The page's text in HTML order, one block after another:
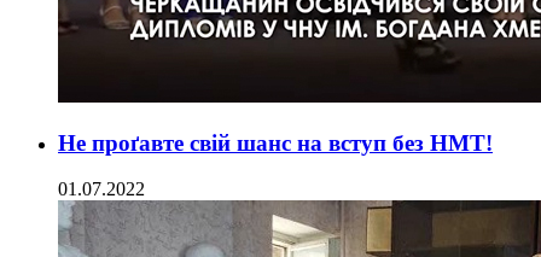
Не проґавте свій шанс на вступ без НМТ!
01.07.2022